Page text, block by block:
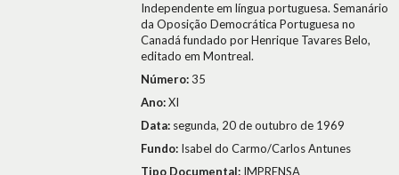
Independente em língua portuguesa. Semanário
da Oposição Democrática Portuguesa no
Canadá fundado por Henrique Tavares Belo,
editado em Montreal.
Número:35
Ano:XI
Data: segunda, 20 de outubro de 1969
Fundo: Isabel do Carmo/Carlos Antunes
Tipo Documental: IMPRENSA